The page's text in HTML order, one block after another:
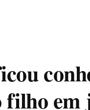
em